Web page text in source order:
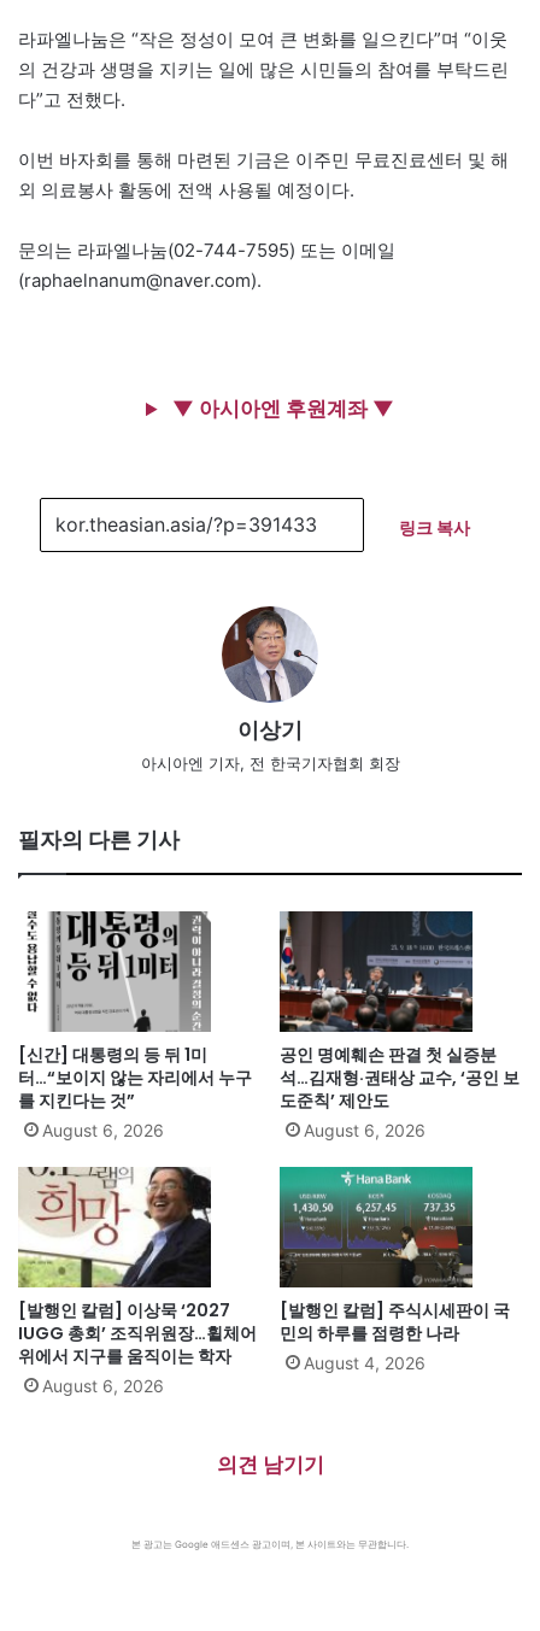
라파엘나눔은 “작은 정성이 모여 큰 변화를 일으킨다”며 “이웃
의 건강과 생명을 지키는 일에 많은 시민들의 참여를 부탁드린
다”고 전했다.
이번 바자회를 통해 마련된 기금은 이주민 무료진료센터 및 해
외 의료봉사 활동에 전액 사용될 예정이다.
문의는 라파엘나눔(02-744-7595) 또는 이메일
(raphaelnanum@naver.com).
▼ 아시아엔 후원계좌 ▼
링크 복사
이상기
아시아엔 기자, 전 한국기자협회 회장
필자의 다른 기사
[신간] 대통령의 등 뒤 1미
터…“보이지 않는 자리에서 누구
를 지킨다는 것”
August 6, 2026
공인 명예훼손 판결 첫 실증분
석…김재형·권태상 교수, ‘공인 보
도준칙’ 제안도
August 6, 2026
[발행인 칼럼] 이상묵 ‘2027
IUGG 총회’ 조직위원장…휠체어
위에서 지구를 움직이는 학자
August 6, 2026
[발행인 칼럼] 주식시세판이 국
민의 하루를 점령한 나라
August 4, 2026
의견 남기기
본 광고는 Google 애드센스 광고이며, 본 사이트와는 무관합니다.